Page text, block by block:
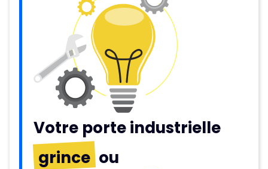
Votre porte industrielle
grince ou